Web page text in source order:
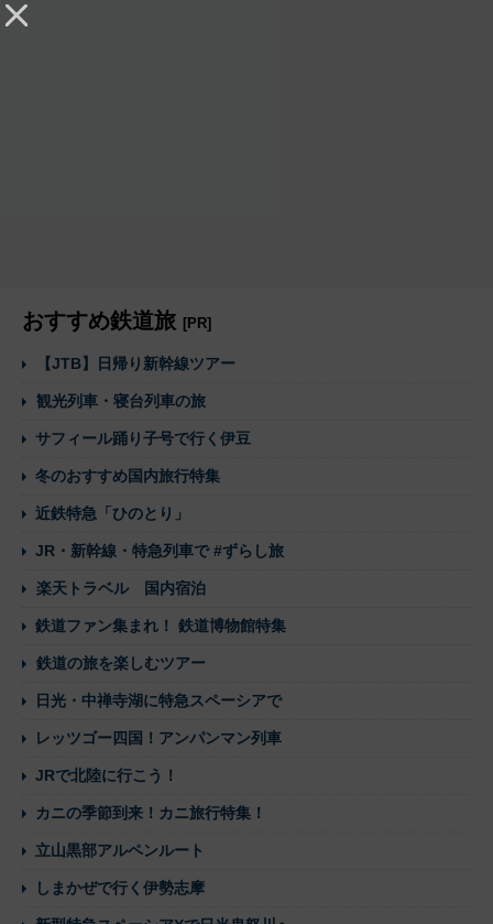
おすすめ鉄道旅 [PR]
【JTB】日帰り新幹線ツアー
観光列車・寝台列車の旅
サフィール踊り子号で行く伊豆
冬のおすすめ国内旅行特集
近鉄特急「ひのとり」
JR・新幹線・特急列車で #ずらし旅
楽天トラベル 国内宿泊
鉄道ファン集まれ！ 鉄道博物館特集
鉄道の旅を楽しむツアー
日光・中禅寺湖に特急スペーシアで
レッツゴー四国！アンパンマン列車
JRで北陸に行こう！
カニの季節到来！カニ旅行特集！
立山黒部アルペンルート
しまかぜで行く伊勢志摩